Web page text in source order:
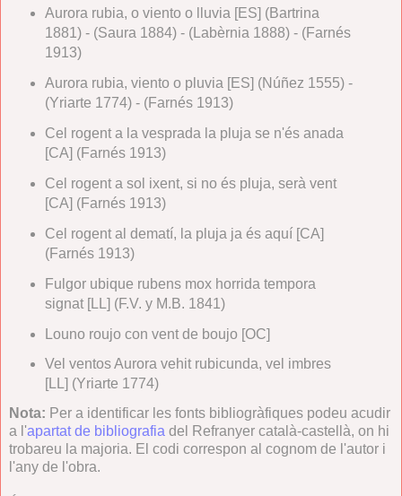
Aurora rubia, o viento o lluvia [ES] (Bartrina
1881) - (Saura 1884) - (Labèrnia 1888) - (Farnés
1913)
Aurora rubia, viento o pluvia [ES] (Núñez 1555) -
(Yriarte 1774) - (Farnés 1913)
Cel rogent a la vesprada la pluja se n'és anada
[CA] (Farnés 1913)
Cel rogent a sol ixent, si no és pluja, serà vent
[CA] (Farnés 1913)
Cel rogent al dematí, la pluja ja és aquí [CA]
(Farnés 1913)
Fulgor ubique rubens mox horrida tempora
signat [LL] (F.V. y M.B. 1841)
Louno roujo con vent de boujo [OC]
Vel ventos Aurora vehit rubicunda, vel imbres
[LL] (Yriarte 1774)
Nota: Per a identificar les fonts bibliogràfiques podeu acudir
a l'apartat de bibliografia del Refranyer català-castellà, on hi
trobareu la majoria. El codi correspon al cognom de l'autor i
l'any de l'obra.